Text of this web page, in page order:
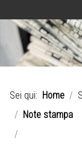
Sei qui: Home
Note stampa